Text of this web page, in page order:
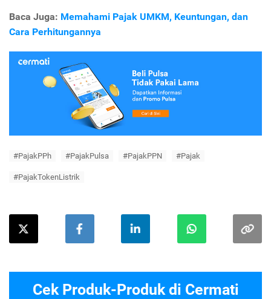
Baca Juga: Memahami Pajak UMKM, Keuntungan, dan
Cara Perhitungannya
#PajakPPh #PajakPulsa #PajakPPN #Pajak
#PajakTokenListrik
Cek Produk-Produk di Cermati